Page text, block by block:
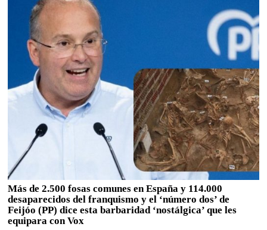
Más de 2.500 fosas comunes en España y 114.000
desaparecidos del franquismo y el ‘número dos’ de
Feijóo (PP) dice esta barbaridad ‘nostálgica’ que les
equipara con Vox